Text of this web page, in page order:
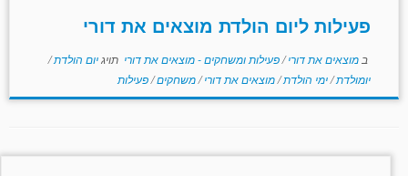
פעילות ליום הולדת מוצאים את דורי
ב מוצאים את דורי/פעילות ומשחקים - מוצאים את דורי תויגיום הולדת/
יומולדת/ימי הולדת/מוצאים את דורי/משחקים/פעילות